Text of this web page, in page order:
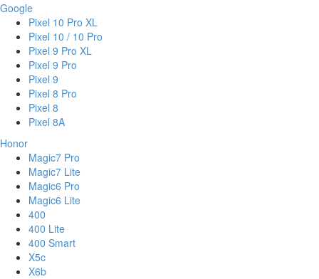
Google
Pixel 10 Pro XL
Pixel 10 / 10 Pro
Pixel 9 Pro XL
Pixel 9 Pro
Pixel 9
Pixel 8 Pro
Pixel 8
Pixel 8A
Honor
Magic7 Pro
Magic7 Lite
Magic6 Pro
Magic6 Lite
400
400 Lite
400 Smart
X5c
X6b